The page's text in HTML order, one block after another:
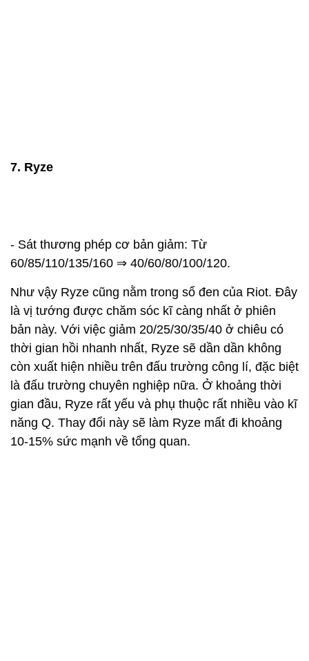
7. Ryze
- Sát thương phép cơ bản giảm: Từ
60/85/110/135/160 ⇒ 40/60/80/100/120.
Như vậy Ryze cũng nằm trong sổ đen của Riot. Đây
là vị tướng được chăm sóc kĩ càng nhất ở phiên
bản này. Với việc giảm 20/25/30/35/40 ở chiêu có
thời gian hồi nhanh nhất, Ryze sẽ dần dần không
còn xuất hiện nhiều trên đấu trường công lí, đặc biệt
là đấu trường chuyên nghiệp nữa. Ở khoảng thời
gian đầu, Ryze rất yếu và phụ thuộc rất nhiều vào kĩ
năng Q. Thay đổi này sẽ làm Ryze mất đi khoảng
10-15% sức mạnh về tổng quan.